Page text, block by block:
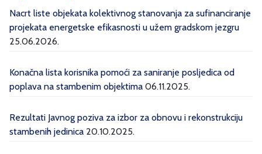
Nacrt liste objekata kolektivnog stanovanja za sufinanciranje
projekata energetske efikasnosti u užem gradskom jezgru
25.06.2026.
Konačna lista korisnika pomoći za saniranje posljedica od
poplava na stambenim objektima 06.11.2025.
Rezultati Javnog poziva za izbor za obnovu i rekonstrukciju
stambenih jedinica 20.10.2025.